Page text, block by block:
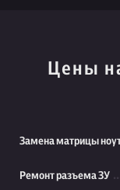
Цены
Замена матрицы
Ремонт разъема ЗУ